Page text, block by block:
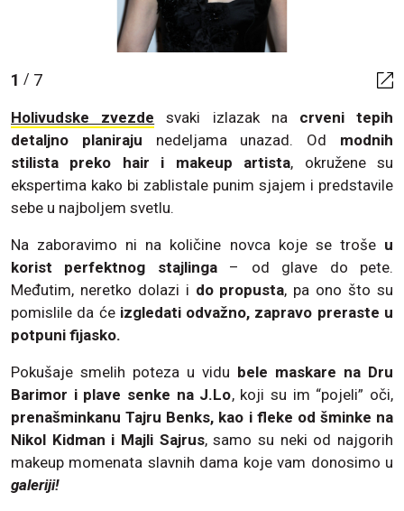
1 / 7
Holivudske zvezde svaki izlazak na crveni tepih
detaljno planiraju nedeljama unazad. Od modnih
stilista preko hair i makeup artista, okružene su
ekspertima kako bi zablistale punim sjajem i predstavile
sebe u najboljem svetlu.
Na zaboravimo ni na količine novca koje se troše u
korist perfektnog stajlinga– od glave do pete.
Međutim, neretko dolazi i do propusta, pa ono što su
pomislile da će izgledati odvažno, zapravo preraste u
potpuni fijasko.
Pokušaje smelih poteza u vidu bele maskare na Dru
Barimor i plave senke na J.Lo, koji su im “pojeli” oči,
prenašminkanu Tajru Benks, kao i fleke od šminke na
Nikol Kidman i Majli Sajrus, samo su neki od najgorih
makeup momenata slavnih dama koje vam donosimo u
galeriji!